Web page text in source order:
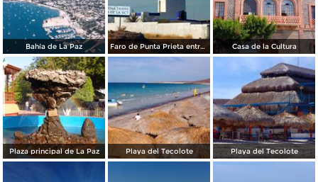
Bahía de La Paz Faro de Punta Prieta entre la Paz y Pichilingue Casa de la Cultura
Plaza principal de La Paz Playa del Tecolote Playa del Tecolote